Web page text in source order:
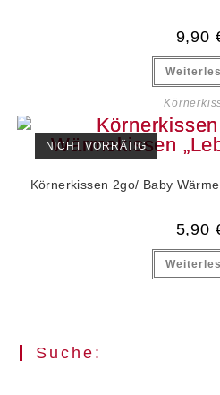
9,90
NICHT VORRÄTIG
Körnerkissen 2go/ Baby
5,90
Suche: